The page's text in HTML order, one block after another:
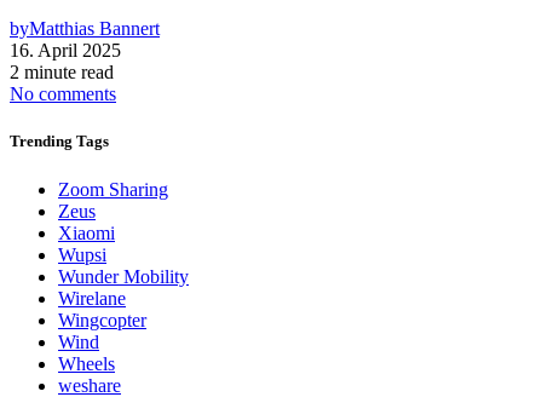
byMatthias Bannert
16. April 2025
2 minute read
No comments
Trending Tags
Zoom Sharing
Zeus
Xiaomi
Wupsi
Wunder Mobility
Wirelane
Wingcopter
Wind
Wheels
weshare